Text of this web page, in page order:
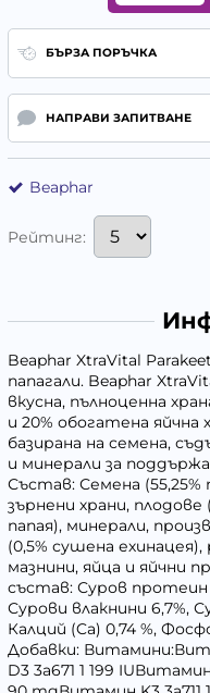
БЪРЗА ПОРЪЧКА
НАПРАВИ ЗАПИТВАНЕ
Beaphar
Рейтинг:
Beaphar XtraVital
папагали. Beaphar
вкусна, пълноценна
и 20% обогатена яйчна
базирана на семена,
и минерали за
Състав: Семена
зърнени храни, плодове
папая), минерали,
(0,5% сушена ехинацея),
мазнини, яйца и яйчни
състав: Суров протеин
Сурови влакнини 6,7%,
Калций (Ca) 0,74 %,
Добавки:
D3 3a671 1 199